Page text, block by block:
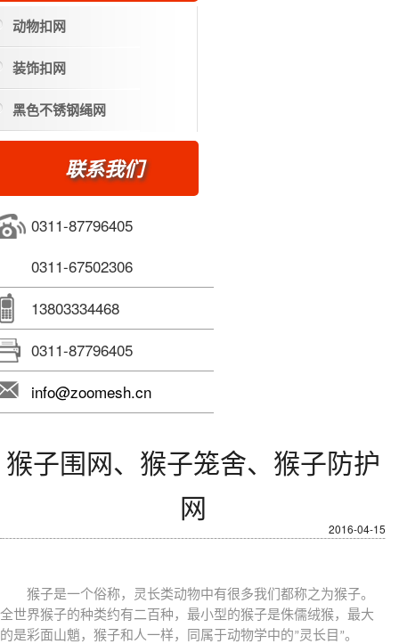
动物扣网
装饰扣网
黑色不锈钢绳网
联系我们
0311-87796405
0311-67502306
13803334468
0311-87796405
info@zoomesh.cn
猴子围网、猴子笼舍、猴子防护
网
2016-04-15
猴子是一个俗称，灵长类动物中有很多我们都称之为猴子。
全世界猴子的种类约有二百种，最小型的猴子是侏儒绒猴，最大
的是彩面山魈，猴子和人一样，同属于动物学中的” 灵长目 ”。